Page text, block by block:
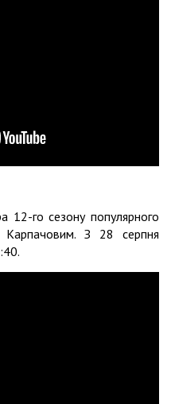
12-го сезону популярного
З 28 серпня